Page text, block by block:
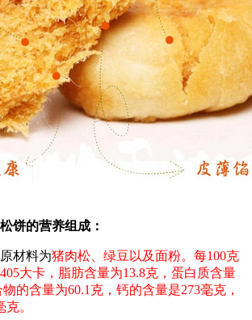
饼的营养组成：
材料为猪肉松、绿豆以及面粉。每100克
大卡，脂肪含量为13.8克，蛋白质含量
的含量为60.1克，钙的含量是273毫克，
。